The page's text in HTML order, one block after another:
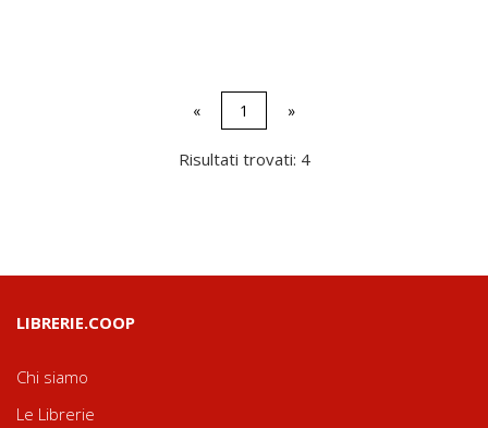
« 1 »
Risultati trovati: 4
LIBRERIE.COOP
Chi siamo
Le Librerie